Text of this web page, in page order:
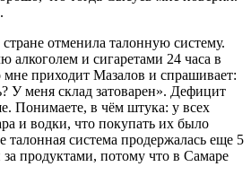
отменила талонную систему.
и сигаретами 24 часа в
мне приходит Мазалов и спрашивает:
У меня склад затоварен». Дефицит
Понимаете, в чём штука: у всех
и водки, что покупать их было
талонная система продержалась еще 5
продуктами, потому что в Самаре